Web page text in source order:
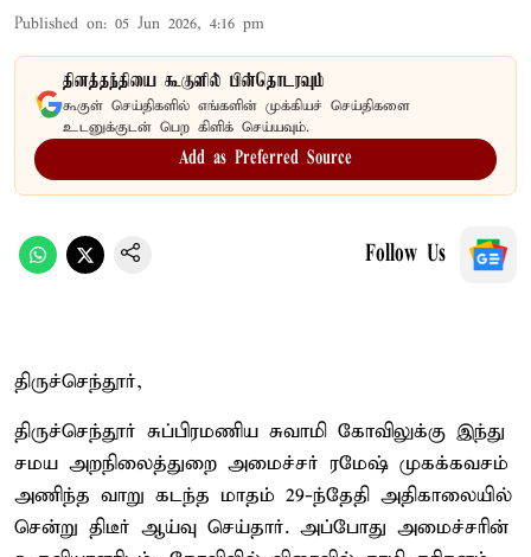
Published on: 05 Jun 2026, 4:16 pm
தினத்தந்தியை கூகுளில் பின்தொடரவும்
கூகுள் செய்திகளில் எங்களின் முக்கியச் செய்திகளை
உடனுக்குடன் பெற கிளிக் செய்யவும்.
Add as Preferred Source
Follow Us
திருச்செந்தூர்,
திருச்செந்தூர் சுப்பிரமணிய சுவாமி கோவிலுக்கு இந்து
சமய அறநிலைத்துறை அமைச்சர் ரமேஷ் முகக்கவசம்
அணிந்த வாறு கடந்த மாதம் 29-ந்தேதி அதிகாலையில்
சென்று திடீர் ஆய்வு செய்தார். அப்போது அமைச்சரின்